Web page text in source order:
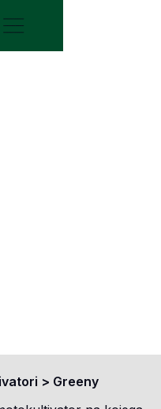
> Greeny